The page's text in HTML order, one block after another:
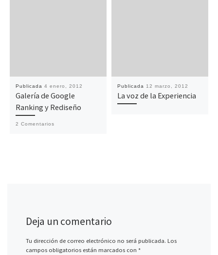
Publicada 4 enero, 2012
Galería de Google
Ranking y Rediseño
2 Comentarios
Publicada 12 marzo, 2012
La voz de la Experiencia
Deja un comentario
Tu dirección de correo electrónico no será publicada. Los
campos obligatorios están marcados con *